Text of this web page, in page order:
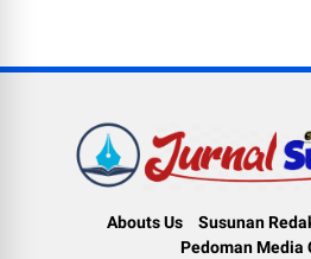
Abouts Us Susunan
Pedoman Media